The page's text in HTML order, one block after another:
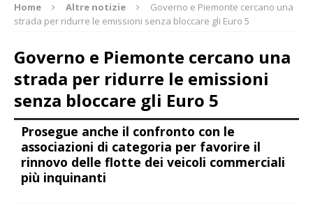
Home Altre notizie
Governo e Piemonte cercano una
strada per ridurre le emissioni senza bloccare gli Euro 5
Governo e Piemonte cercano una
strada per ridurre le emissioni
senza bloccare gli Euro 5
Prosegue anche il confronto con le
associazioni di categoria per favorire il
rinnovo delle flotte dei veicoli commerciali
più inquinanti